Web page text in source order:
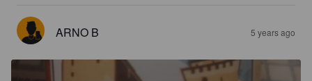
ARNO B 5 years ago